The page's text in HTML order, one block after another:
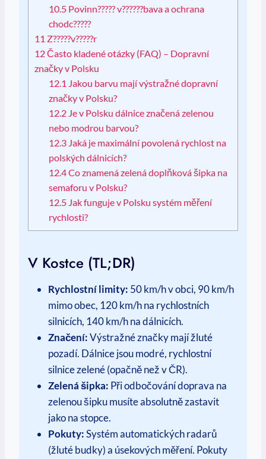
10.5 Povinn????? v??????bava a ochrana
chodc?????
11 Z?????v?????r
12Často kladené otázky (FAQ) – Dopravní
značky v Polsku
12.1 Jakou barvu mají výstražné dopravní
značky v Polsku?
12.2 Je v Polsku dálnice značená zelenou
nebo modrou barvou?
12.3 Jaká je maximální povolená rychlost na
polských dálnicích?
12.4Co znamená zelená doplňková šipka na
semaforu v Polsku?
12.5 Jak funguje v Polsku systém měření
rychlosti?
V Kostce (TL;DR)
Rychlostní limity: 50 km/h v obci, 90 km/h
mimo obec, 120 km/h na rychlostních
silnicích, 140 km/h na dálnicích.
Značení:Výstražné značky mají žluté
pozadí. Dálnice jsou modré, rychlostní
silnice zelené (opačně než v ČR).
Zelená šipka: Při odbočování doprava na
zelenou šipku musíte absolutně zastavit
jako na stopce.
Pokuty:Systém automatických radarů
(žluté budky) a úsekových měření. Pokuty